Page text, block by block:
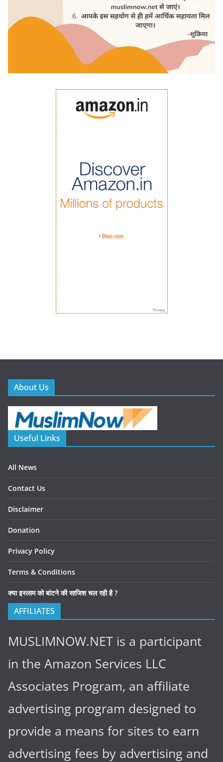
About Us
Useful Links
All News
Contact Us
Disclaimer
Donation
Privacy Policy
Terms & Conditions
क्या इस्लाम को बांटने की साजिश चल रही है ?
AFFILIATES
MUSLIMNOW.NET is a participant
in the Amazon Services LLC
Associates Program, an affiliate
advertising program designed to
provide a means for sites to earn
advertising fees by advertising and